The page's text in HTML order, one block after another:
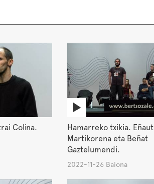
Colina.
Hamarreko txikia. Eñaut
Martikorena eta Beñat
Gaztelumendi.
2022-11-26 Baiona